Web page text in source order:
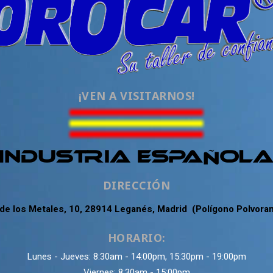
¡VEN A VISITARNOS!
DIRECCIÓN
los Metales, 10, 28914 Leganés, Madrid (Polígono
HORARIO:
Lunes - Jueves: 8:30am - 14:00pm, 15:30pm - 19:00pm